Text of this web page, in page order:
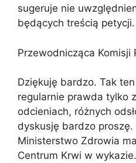
sugeruje nie
będących treścią petycji.
Przewodnicząca Komisji
Dziękuję bardzo. Tak
regularnie prawda tylko
odcieniach, różnych
dyskusję bardzo
Ministerstwo Zdrowia
Centrum Krwi w